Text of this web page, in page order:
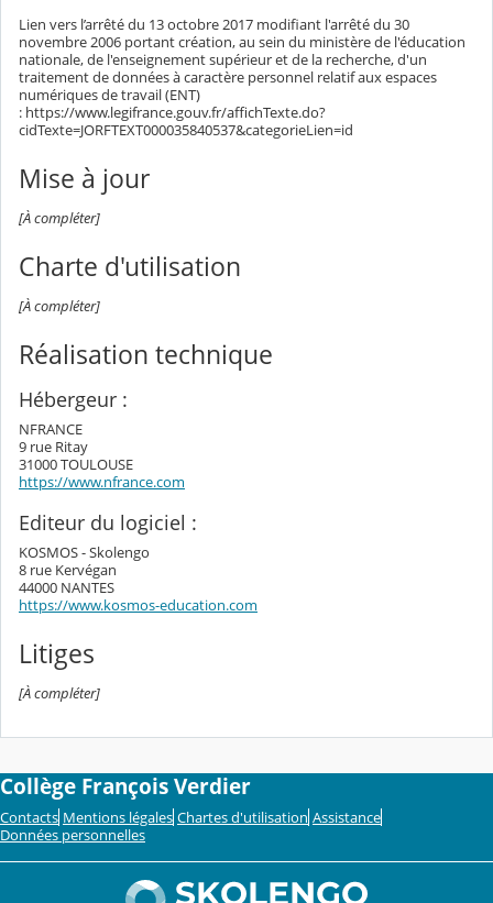
Lien vers l’arrêté du 13 octobre 2017 modifiant l'arrêté du 30
novembre 2006 portant création, au sein du ministère de l'éducation
nationale, de l'enseignement supérieur et de la recherche, d'un
traitement de données à caractère personnel relatif aux espaces
numériques de travail (ENT)
: https://www.legifrance.gouv.fr/affichTexte.do?
cidTexte=JORFTEXT000035840537&categorieLien=id
Mise à jour
[À compléter]
Charte d'utilisation
[À compléter]
Réalisation technique
Hébergeur :
NFRANCE
9 rue Ritay
31000 TOULOUSE
https://www.nfrance.com
Editeur du logiciel :
KOSMOS - Skolengo
8 rue Kervégan
44000 NANTES
https://www.kosmos-education.com
Litiges
[À compléter]
Collège François Verdier
Contacts Mentions légales Chartes d'utilisation Assistance
Données personnelles